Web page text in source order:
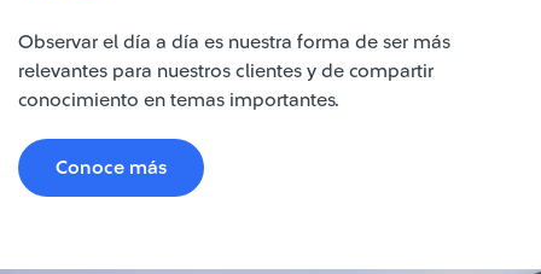
Observar el día a día es nuestra forma de ser más
relevantes para nuestros clientes y de compartir
conocimiento en temas importantes.
Conoce más